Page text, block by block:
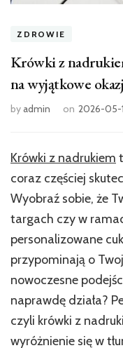
ZDROWIE
Krówki z
na wyjątkowe
byadmin on 2026-05-
Krówki z nadrukiem
coraz częściej
Wyobraź sobie, że
targach czy w
personalizowane
przypominają o
nowoczesne
naprawdę działa?
czyli krówki z
wyróżnienie się w